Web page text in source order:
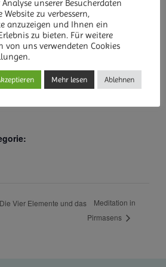
Vier Elemente und das
Meditation in
Pirmasens
unserer Besucherdaten
zu verbessern,
anzuzeigen und Ihnen ein
zu bieten. Für weitere
von uns verwendeten Cookies
Mehr lesen Ablehnen